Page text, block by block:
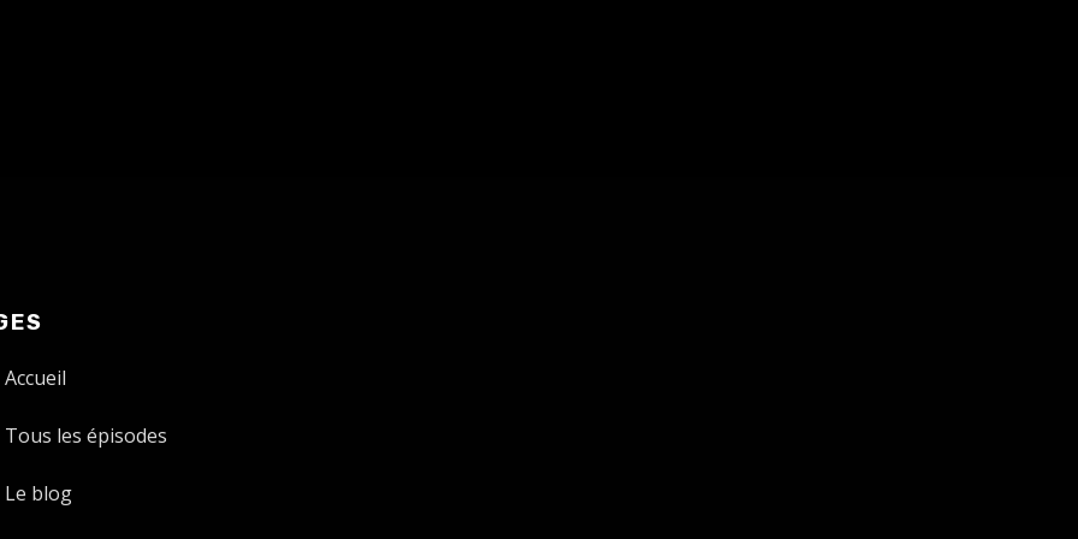
Accueil
Tous les épisodes
Le blog